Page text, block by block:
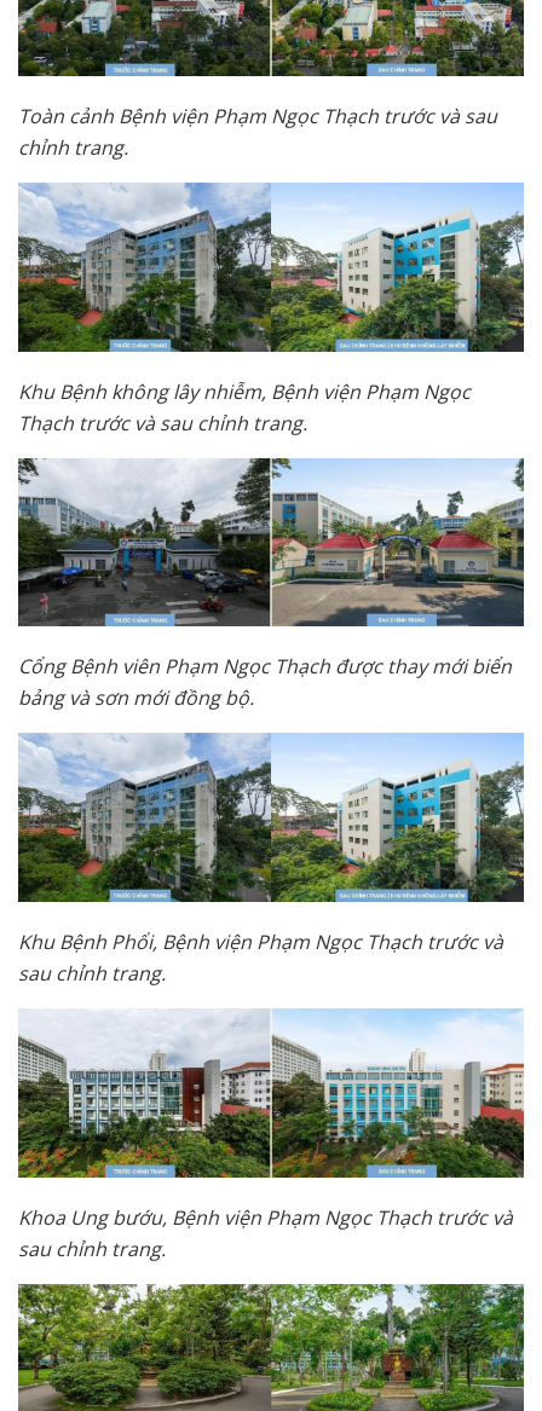
Toàn cảnh Bệnh viện Phạm Ngọc Thạch trước và sau
chỉnh trang.
Khu Bệnh không lây nhiễm, Bệnh viện Phạm Ngọc
Thạch trước và sau chỉnh trang.
Cổng Bệnh viên Phạm Ngọc Thạch được thay mới biển
bảng và sơn mới đồng bộ.
Khu Bệnh Phổi, Bệnh viện Phạm Ngọc Thạch trước và
sau chỉnh trang.
Khoa Ung bướu, Bệnh viện Phạm Ngọc Thạch trước và
sau chỉnh trang.